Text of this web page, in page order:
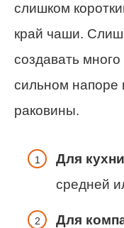
слишком
край чаши.
создавать
сильном напоре
раковины.
Для кухни
средней
Для